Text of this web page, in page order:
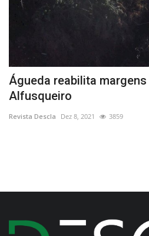
Águeda reabilita
Alfusqueiro
Revista Descla Dez 8, 2021 3859